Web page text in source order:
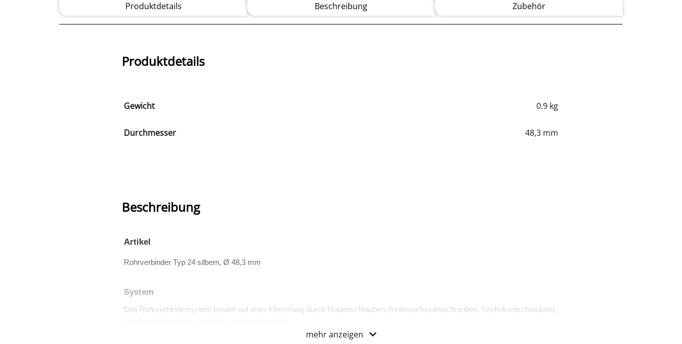
Produktdetails Beschreibung Zubehör
Produktdetails
Gewicht 0.9 kg
Durchmesser 48,3 mm
Beschreibung
Artikel
Rohrverbinder Typ 24 silbern, Ø 48,3 mm
System
Das Rohrverbindersystem basiert auf einer Klemmung durch Madenschrauben (Innensechskantschrauben, Sechskantschrauben).
mehr anzeigen